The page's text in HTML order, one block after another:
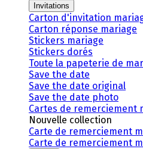
Invitations
Carton d'invitation
Carton réponse mariage
Stickers mariage
Stickers dorés
Toute la papeterie de
Save the date
Save the date original
Save the date photo
Cartes de remerciement
Nouvelle collection
Carte de remerciement
Carte de remerciement